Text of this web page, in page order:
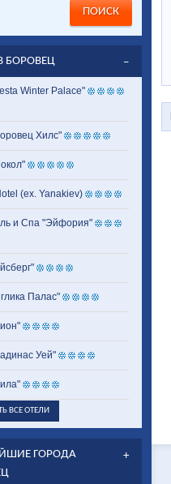
БОРОВЕЦ
Winter Palace"
Хилс"
(ex. Yanakiev)
и Спа "Эйфория"
Палас"
Уей"
ВСЕ ОТЕЛИ
ГОРОДА